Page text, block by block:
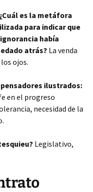
es la metáfora
para indicar que
había
atrás? La venda
ojos.
ilustrados:
en el progreso
necesidad de la
Legislativo,